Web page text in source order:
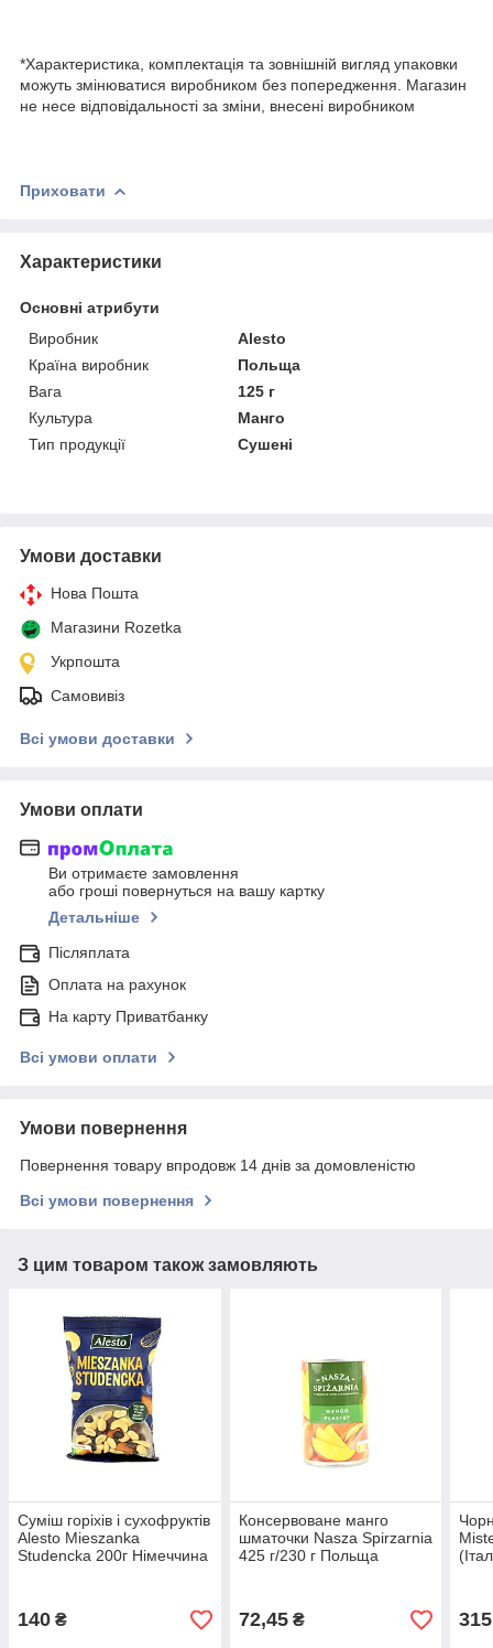
*Характеристика, комплектація та зовнішній вигляд упаковки
можуть змінюватися виробником без попередження. Магазин
не несе відповідальності за зміни, внесені виробником
Приховати
Характеристики
Основні атрибути
Виробник
Alesto
Країна виробник
Польща
Вага
125 г
Культура
Манго
Тип продукції
Сушені
Умови доставки
Нова Пошта
Магазини Rozetka
Укрпошта
Самовивіз
Всі умови доставки
Умови оплати
Ви отримаєте замовлення
або гроші повернуться на вашу картку
Детальніше
Післяплата
Оплата на рахунок
На карту Приватбанку
Всі умови оплати
Умови повернення
Повернення товару впродовж 14 днів за домовленістю
Всі умови повернення
З цим товаром також замовляють
Суміш горіхів і сухофруктів
Alesto Mieszanka
Studencka 200г Німеччина
140 ₴
Консервоване манго
шматочки Nasza Spirzarnia
425 г/230 г Польща
72,45₴